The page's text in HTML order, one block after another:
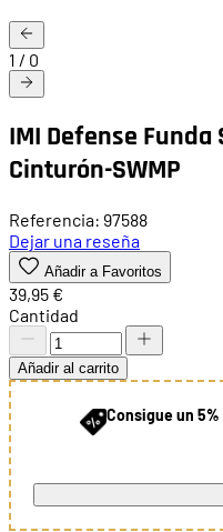
1 / 0
IMI Defense Funda
Cinturón-SWMP
Referencia: 97588
Dejar una reseña
Añadir a Favoritos
39,95 €
Cantidad
Añadir al carrito
Consigue un